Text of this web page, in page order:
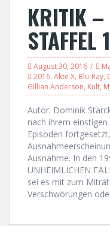
KRITIK –
August 30, 2016
2016, Akte X, Blu-Ray,
Gillian Anderson, Kult,
Autor: Dominik
nach ihrem
Episoden
Ausnahme. In den
UNHEIMLICHEN
sei es mit zum
Verschwörungen